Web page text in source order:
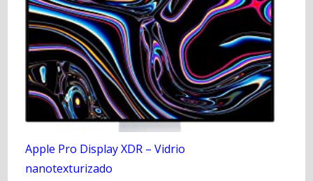
Apple Pro Display XDR – Vidrio
nanotexturizado